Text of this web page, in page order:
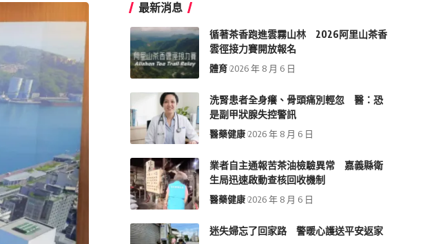
最新消息
循著茶香跑進雲霧山林 2026阿里山茶香
雲徑接力賽開放報名
體育 2026 年 8 月 6 日
洗腎患者全身癢、骨頭痛別輕忽 醫：恐
是副甲狀腺失控警訊
醫藥健康 2026 年 8 月 6 日
業者自主通報苦茶油檢驗異常 嘉義縣衛
生局迅速啟動查核回收機制
醫藥健康 2026 年 8 月 6 日
迷失婦忘了回家路 警暖心護送平安返家